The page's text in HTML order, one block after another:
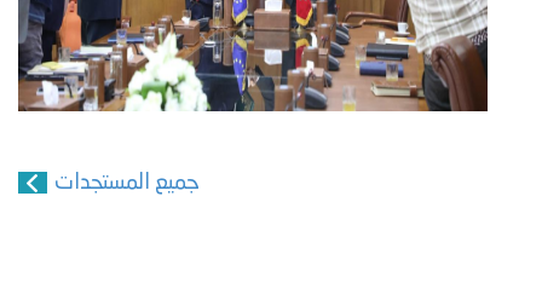
جميع المستجدات